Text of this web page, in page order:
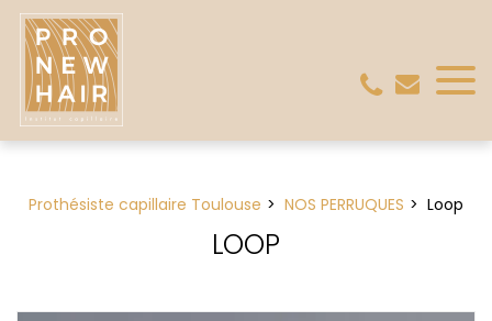
Prothésiste capillaire Toulouse NOS PERRUQUES Loop
LOOP
Panneau de gestion des cookies